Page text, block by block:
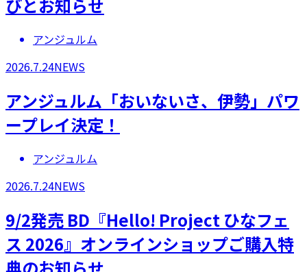
びとお知らせ
アンジュルム
2026.7.24NEWS
アンジュルム「おいないさ、伊勢」パワ
ープレイ決定！
アンジュルム
2026.7.24NEWS
9/2発売 BD『Hello! Project ひなフェ
ス 2026』オンラインショップご購入特